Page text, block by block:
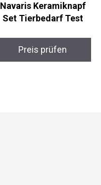
Navaris Keramiknapf
Set Tierbedarf Test
Preis prüfen